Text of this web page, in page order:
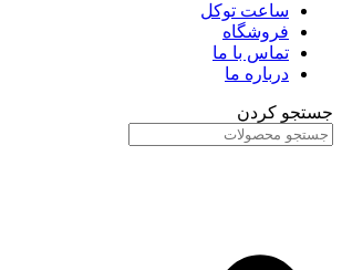
ساعت توکل
فروشگاه
تماس با ما
درباره ما
جستجو کردن